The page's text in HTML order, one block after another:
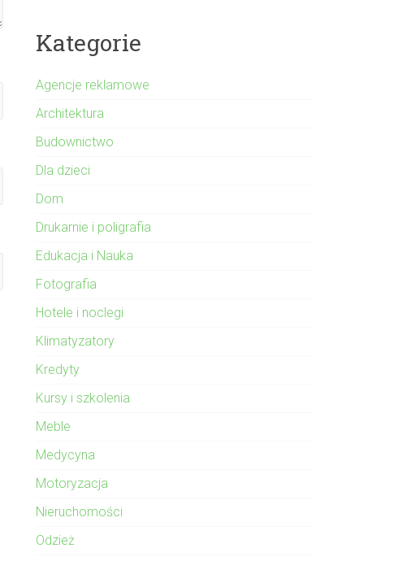
Kategorie
Agencje reklamowe
Architektura
Budownictwo
Dla dzieci
Dom
Drukarnie i poligrafia
Edukacja i Nauka
Fotografia
Hotele i noclegi
Klimatyzatory
Kredyty
Kursy i szkolenia
Meble
Medycyna
Motoryzacja
Nieruchomości
Odzież